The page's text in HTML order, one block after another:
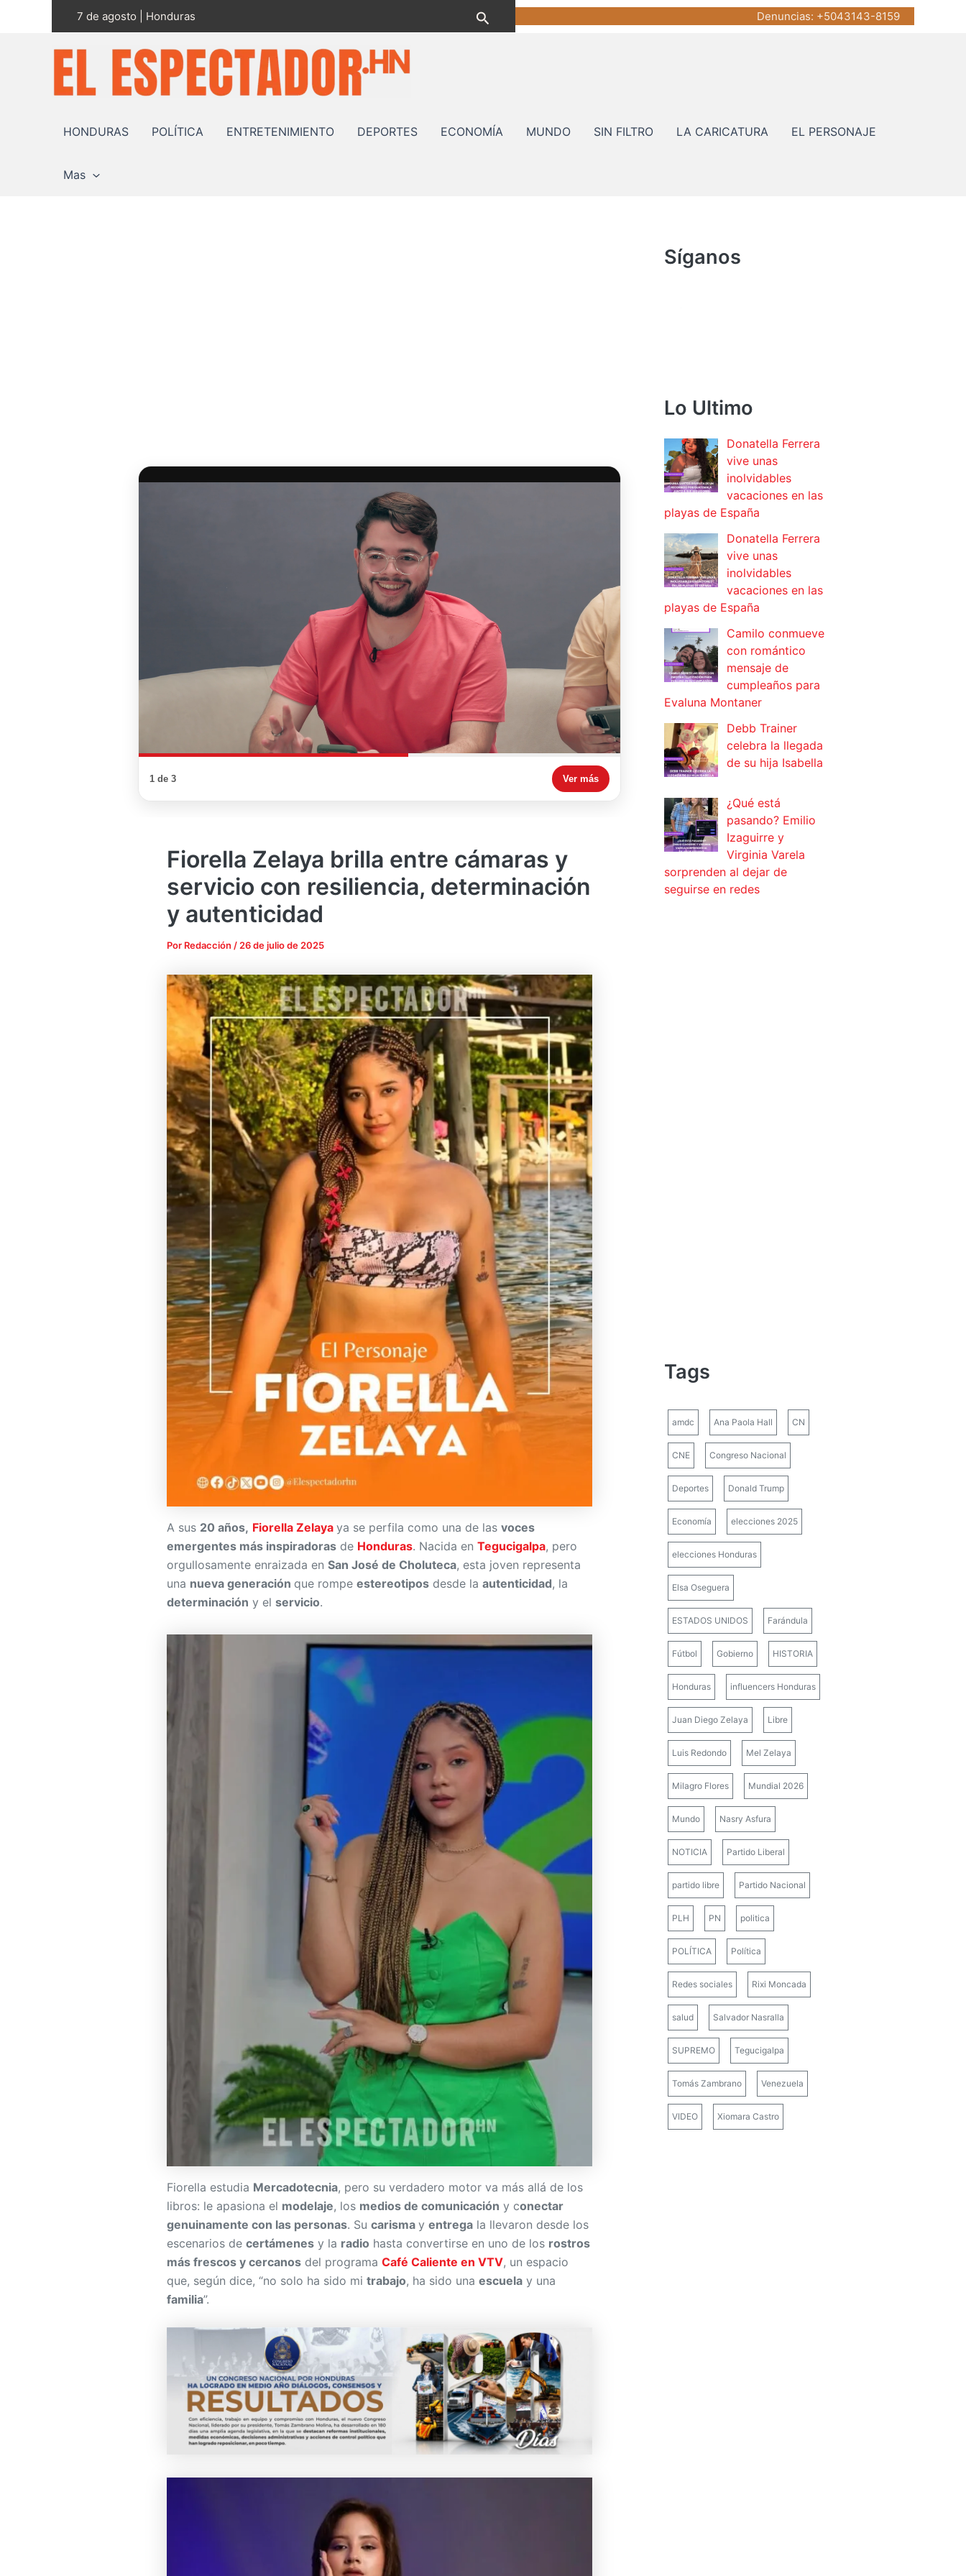
7 de agosto | Honduras Buscar Denuncias: +5043143-8159
HONDURAS POLÍTICA ENTRETENIMIENTO DEPORTES ECONOMÍA MUNDO SIN FILTRO LA CARICATURA EL PERSONAJE
Mas
1 de 3 Ver más
Fiorella Zelaya brilla entre cámaras y
servicio con resiliencia, determinación
y autenticidad
Por Redacción / 26 de julio de 2025
A sus 20 años, Fiorella Zelaya ya se perfila como una de las voces
emergentes más inspiradoras de Honduras. Nacida en Tegucigalpa, pero
orgullosamente enraizada en San José de Choluteca, esta joven representa
una nueva generación que rompe estereotipos desde la autenticidad, la
determinación y el servicio.
Fiorella estudia Mercadotecnia, pero su verdadero motor va más allá de los
libros: le apasiona el modelaje, los medios de comunicación y conectar
genuinamente con las personas. Su carisma y entrega la llevaron desde los
escenarios de certámenes y la radio hasta convertirse en uno de los rostros
más frescos y cercanos del programa Café Caliente en VTV, un espacio
que, según dice, “no solo ha sido mi trabajo, ha sido una escuela y una
familia”.
Síganos
Lo Ultimo
Donatella Ferrera
vive unas
inolvidables
vacaciones en las
playas de España
Donatella Ferrera
vive unas
inolvidables
vacaciones en las
playas de España
Camilo conmueve
con romántico
mensaje de
cumpleaños para
Evaluna Montaner
Debb Trainer
celebra la llegada
de su hija Isabella
¿Qué está
pasando? Emilio
Izaguirre y
Virginia Varela
sorprenden al dejar de
seguirse en redes
Tags
amdc Ana Paola Hall CN
CNE Congreso Nacional
Deportes Donald Trump
Economía elecciones 2025
elecciones Honduras
Elsa Oseguera
ESTADOS UNIDOS Farándula
Fútbol Gobierno HISTORIA
Honduras influencers Honduras
Juan Diego Zelaya Libre
Luis Redondo Mel Zelaya
Milagro Flores Mundial 2026
Mundo Nasry Asfura
NOTICIA Partido Liberal
partido libre Partido Nacional
PLH PN politica
POLÍTICA Política
Redes sociales Rixi Moncada
salud Salvador Nasralla
SUPREMO Tegucigalpa
Tomás Zambrano Venezuela
VIDEO Xiomara Castro